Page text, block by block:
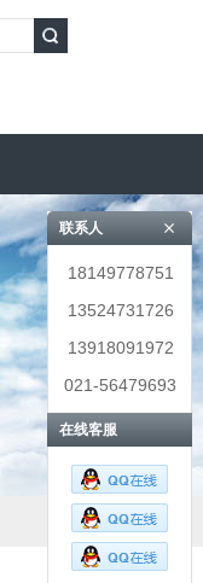
联系人
18149778751
13524731726
13918091972
021-56479693
在线客服